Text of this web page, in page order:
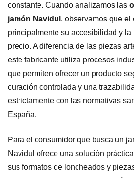
constante. Cuando analizamos las
jamón Navidul , observamos que el
principalmente su accesibilidad y la
precio. A diferencia de las piezas
este fabricante utiliza procesos
que permiten ofrecer un producto
curación controlada y una
estrictamente con las normativas
España.
Para el consumidor que busca un
Navidul ofrece una solución
sus formatos de loncheados y